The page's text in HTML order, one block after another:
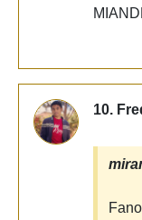
10.